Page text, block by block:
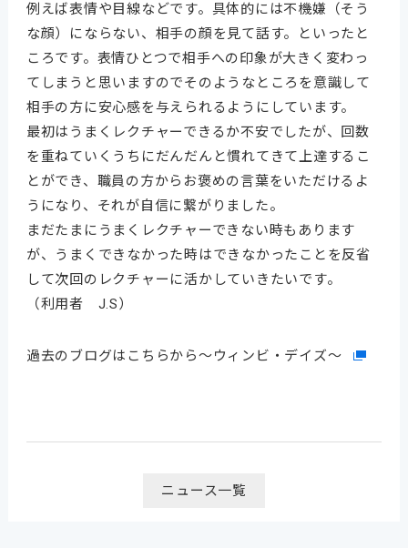
例えば表情や目線などです。具体的には不機嫌（そう
な顔）にならない、相手の顔を見て話す。といったと
ころです。表情ひとつで相手への印象が大きく変わっ
てしまうと思いますのでそのようなところを意識して
相手の方に安心感を与えられるようにしています。
最初はうまくレクチャーできるか不安でしたが、回数
を重ねていくうちにだんだんと慣れてきて上達するこ
とができ、職員の方からお褒めの言葉をいただけるよ
うになり、それが自信に繋がりました。
まだたまにうまくレクチャーできない時もあります
が、うまくできなかった時はできなかったことを反省
して次回のレクチャーに活かしていきたいです。
（利用者 J.S）
過去のブログはこちらから～ウィンビ・デイズ～
ニュース一覧